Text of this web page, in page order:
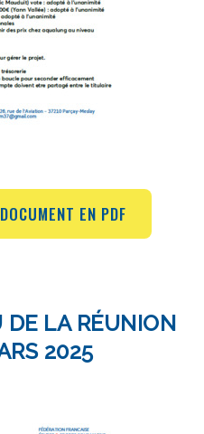
EN PDF
DE LA RÉUNION
2025